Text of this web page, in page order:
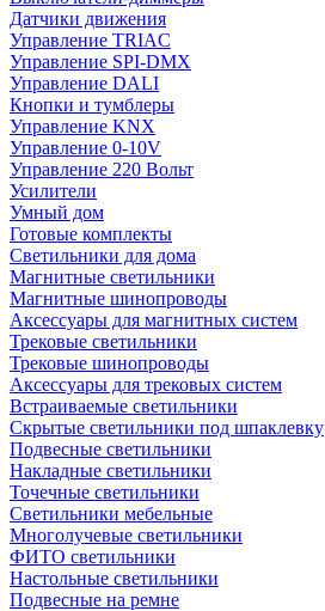
Датчики движения
Управление TRIAC
Управление SPI-DMX
Управление DALI
Кнопки и тумблеры
Управление KNX
Управление 0-10V
Управление 220 Вольт
Усилители
Умный дом
Готовые комплекты
Светильники для дома
Магнитные светильники
Магнитные шинопроводы
Аксессуары для магнитных систем
Трековые светильники
Трековые шинопроводы
Аксессуары для трековых систем
Встраиваемые светильники
Скрытые светильники под шпаклевку
Подвесные светильники
Накладные светильники
Точечные светильники
Светильники мебельные
Многолучевые светильники
ФИТО светильники
Настольные светильники
Подвесные на ремне